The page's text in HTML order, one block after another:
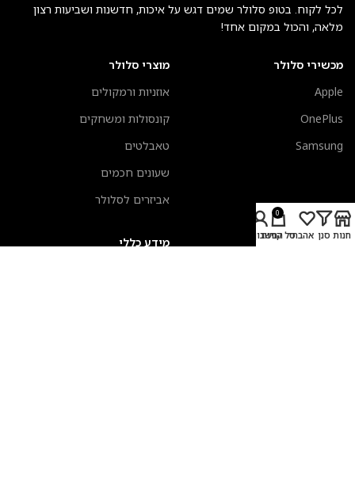
לכל לקוח. בטופ סלולר שמים דגש על איכות, חדשנות ושביעות רצון
מלאה, והכול במקום אחד!
מכשירי סלולר
Apple
OnePlus
Samsung
מוצרי סלולר
אוזניות ורמקולים
קונסולות ומשחקים
טאבלטים
שעונים חכמים
אביזרים לסלולר
מעבדת תיקונים
מידע כללי
חנות סנן אהבתי
0
סל קניות
החשבון שלי